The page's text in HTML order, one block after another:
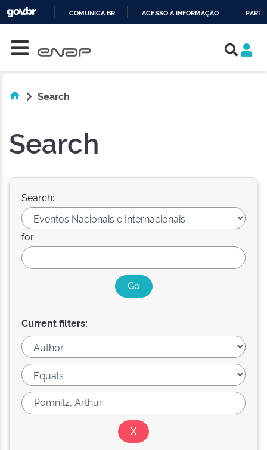
COMUNICA BR ACESSO À INFORMAÇÃO
Search
Search
Search:
for
Current filters: